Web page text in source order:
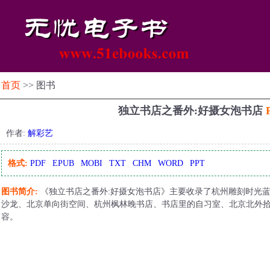
首页 >> 图书
独立书店之番外:好摄女泡书店
作者: 解彩艺
格式: PDF EPUB MOBI TXT CHM WORD PPT
图书简介: 《独立书店之番外:好摄女泡书店》主要收录了杭州雕刻时光
沙龙、北京单向街空间、杭州枫林晚书店、书店里的自习室、北京北外
容。